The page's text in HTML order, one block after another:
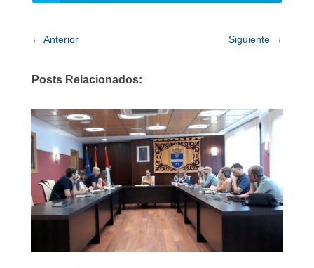
← Anterior Siguiente →
Posts Relacionados: